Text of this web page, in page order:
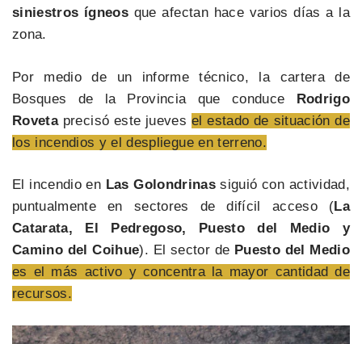
siniestros ígneos que afectan hace varios días a la
zona.
Por medio de un informe técnico, la cartera de
Bosques de la Provincia que conduce Rodrigo
Rovetaprecisó este jueves el estado de situación de
los incendios y el despliegue en terreno.
El incendio en Las Golondrinassiguió con actividad,
puntualmente en sectores de difícil acceso (La
Catarata, El Pedregoso, Puesto del Medio y
Camino del Coihue). El sector de Puesto del Medio
es el más activo y concentra la mayor cantidad de
recursos.